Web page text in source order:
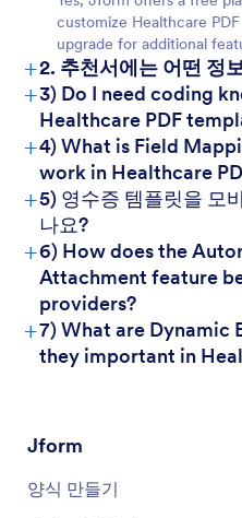
customize Healthcare
upgrade for additional
+2. 추천서에는 어떤 정
+3) Do I need coding
Healthcare PDF
+4) What is Field
work in Healthcare
+5) 영수증 템플릿을 모
나요?
+6) How does the
Attachment feature
providers?
+7) What are Dynamic
they important in
Jform
양식 만들기